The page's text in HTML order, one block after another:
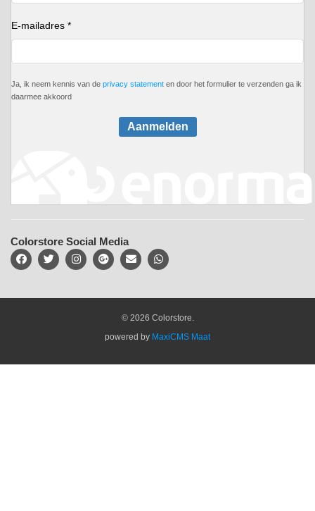
E-mailadres *
Ja, ik neem kennis van de privacy statement en door het formulier te verzenden ga ik
daarmee akkoord
Aanmelden
Colorstore Social Media
© 2026 Colorstore.
powered by MaxiCMS Maat